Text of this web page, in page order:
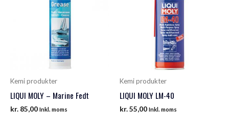
Kemi produkter
LIQUI MOLY – Marine Fedt
kr. 85,00 Inkl. moms
Kemi produkter
LIQUI MOLY LM-40
kr.55,00 Inkl. moms